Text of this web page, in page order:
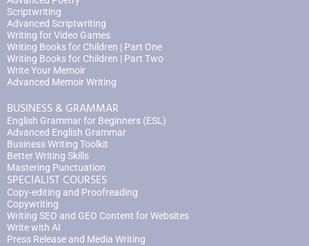
Scriptwriting
Advanced Scriptwriting
Writing for Video Games
Writing Books for Children | Part One
Writing Books for Children | Part Two
Write Your Memoir
Advanced Memoir Writing
BUSINESS & GRAMMAR
English Grammar for Beginners (ESL)
Advanced English Grammar
Business Writing Toolkit
Better Writing Skills
Mastering Punctuation
SPECIALIST COURSES
Copy-editing and Proofreading
Copywriting
Writing SEO and GEO Content for Websites
Write with AI
Press Release and Media Writing